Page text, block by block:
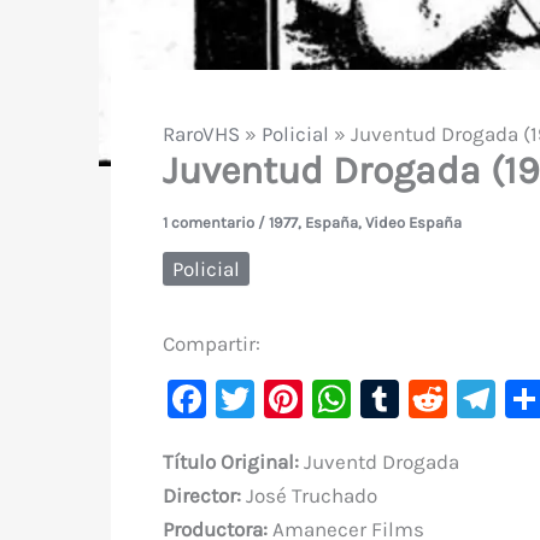
RaroVHS » Policial » Juventud Drogada
Juventud Drogada
1 comentario / 1977, España, Video España
Policial
Compartir:
F
c
e
T
it
te
Pi
er
e
W
at
s
T
m
bl
R
d
Te
Título Original: Juventd Drogada
Director:José Truchado
Productora:Amanecer Films